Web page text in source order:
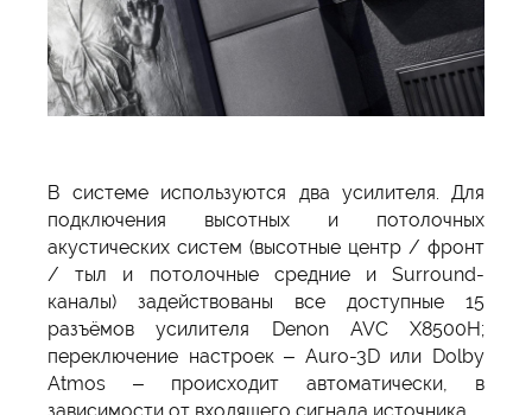
В системе используются два усилителя. Для
подключения высотных и потолочных
акустических систем (высотные центр / фронт
/ тыл и потолочные средние и Surround-
каналы) задействованы все доступные 15
разъёмов усилителя Denon AVC X8500H;
переключение настроек – Auro-3D или Dolby
Atmos – происходит автоматически, в